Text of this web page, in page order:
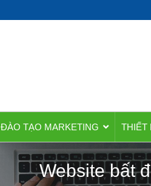
ĐÀO TẠO MARKETING THIẾT
Website bất